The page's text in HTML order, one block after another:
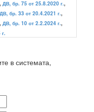
, ДВ, бр. 75 от 25.8.2020 г.,
ДВ, бр. 33 от 20.4.2021 г.,
, ДВ, бр. 10 от 2.2.2024 г.,
г.
в системата,